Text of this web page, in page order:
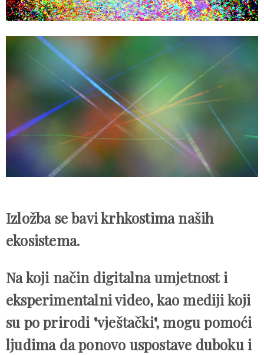
Izložba se bavi krhkostima naših
ekosistema.
Na koji način digitalna umjetnost i
eksperimentalni video, kao mediji koji
su po prirodi "vještački", mogu pomoći
ljudima da ponovo uspostave duboku i